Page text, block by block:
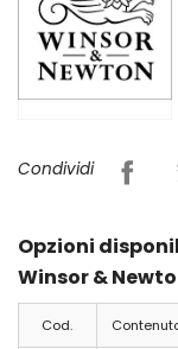
Condividi
Opzioni
Winsor &
Cod.